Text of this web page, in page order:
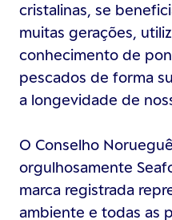
cristalinas, se
muitas gerações,
conhecimento de
pescados de forma
a longevidade de
O Conselho
orgulhosamente
marca registrada
ambiente e todas as